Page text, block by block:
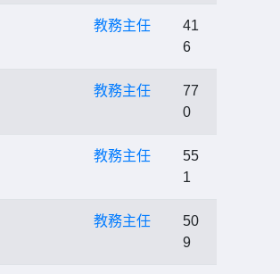
教務主任
41
6
教務主任
77
0
教務主任
55
1
教務主任
50
9